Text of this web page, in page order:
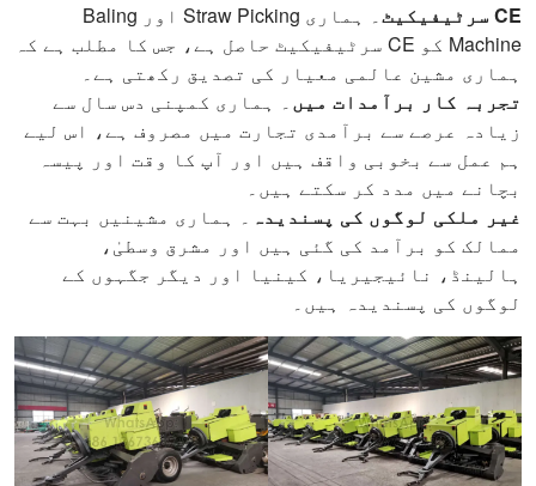
CE سرٹیفیکیٹ
۔ ہماری Straw Picking اور Baling
Machine کو CE سرٹیفیکیٹ حاصل ہے، جس کا مطلب ہے کہ
ہماری مشین عالمی معیار کی تصدیق رکھتی ہے۔
تجربہ کار برآمدات میں۔ ہماری کمپنی دس سال سے
زیادہ عرصے سے برآمدی تجارت میں مصروف ہے، اس لیے
ہم عمل سے بخوبی واقف ہیں اور آپ کا وقت اور پیسہ
بچانے میں مدد کر سکتے ہیں۔
غیر ملکی لوگوں کی پسندیدہ ۔ ہماری مشینیں بہت سے
ممالک کو برآمد کی گئی ہیں اور مشرق وسطیٰ،
ہالینڈ، نائیجیریا، کینیا اور دیگر جگہوں کے
لوگوں کی پسندیدہ ہیں۔